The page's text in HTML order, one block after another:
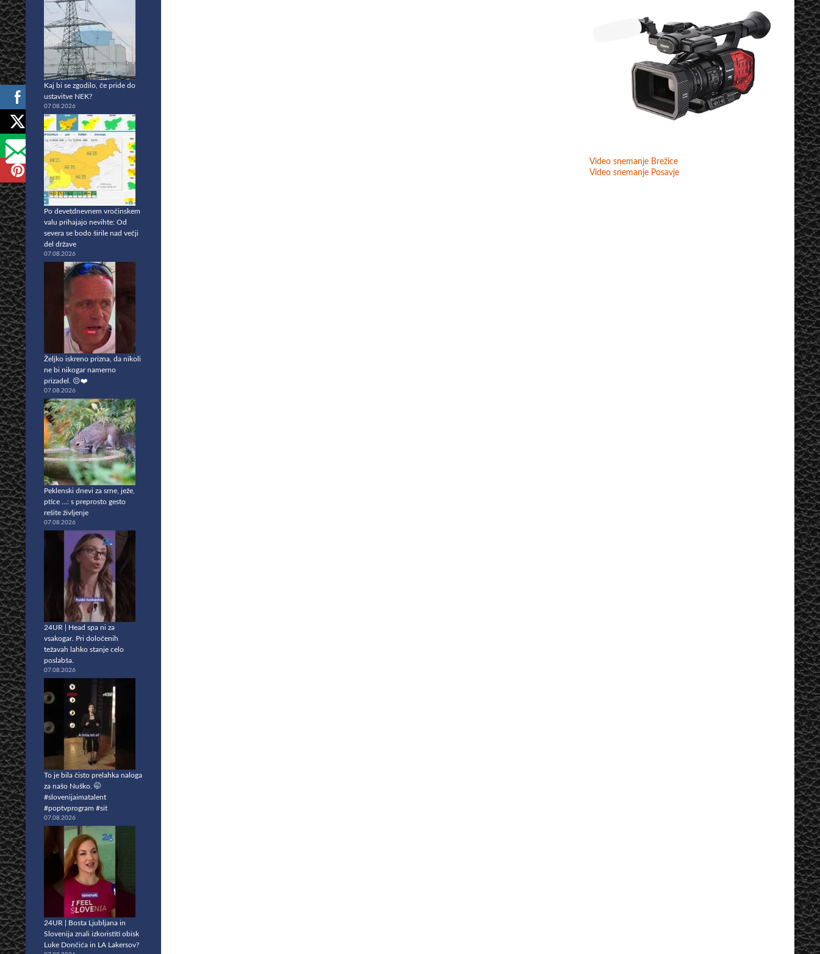
Video snemanje Brežice
Video snemanje Posavje
Kaj bi se zgodilo, če pride do
ustavitve NEK?
07.08.2026
Po devetdnevnem vročinskem
valu prihajajo nevihte: Od
severa se bodo širile nad večji
del države
07.08.2026
Željko iskreno prizna, da nikoli
ne bi nikogar namerno
prizadel. 😔❤️
07.08.2026
Peklenski dnevi za srne, ježe,
ptice …: s preprosto gesto
rešite življenje
07.08.2026
24UR | Head spa ni za
vsakogar. Pri določenih
težavah lahko stanje celo
poslabša.
07.08.2026
To je bila čisto prelahka naloga
za našo Nuško. 🤭
#slovenijaimatalent
#poptvprogram #sit
07.08.2026
24UR | Bosta Ljubljana in
Slovenija znali izkoristiti obisk
Luke Dončića in LA Lakersov?